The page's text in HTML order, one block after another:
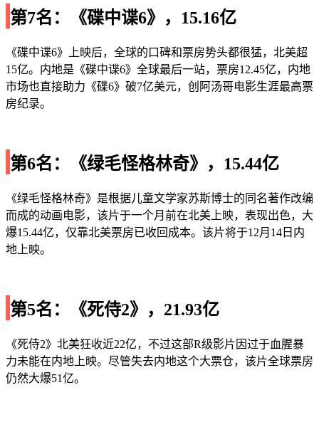
第7名：《碟中谍6》，15.16亿
《碟中谍6》上映后，全球的口碑和票房势头都很猛，北美超
15亿。内地是《碟中谍6》全球最后一站，票房12.45亿，内地
市场也直接助力《碟6》破7亿美元，创阿汤哥电影生涯最高票
房纪录。
第6名：《绿毛怪格林奇》，15.44亿
《绿毛怪格林奇》是根据儿童文学家苏斯博士的同名著作改编
而成的动画电影，该片于一个月前在北美上映，表现出色，大
爆15.44亿，仅靠北美票房已收回成本。该片将于12月14日内
地上映。
第5名：《死侍2》，21.93亿
《死侍2》北美狂收近22亿，不过这部R级影片因过于血腥暴
力未能在内地上映。尽管失去内地这个大票仓，该片全球票房
仍然大爆51亿。